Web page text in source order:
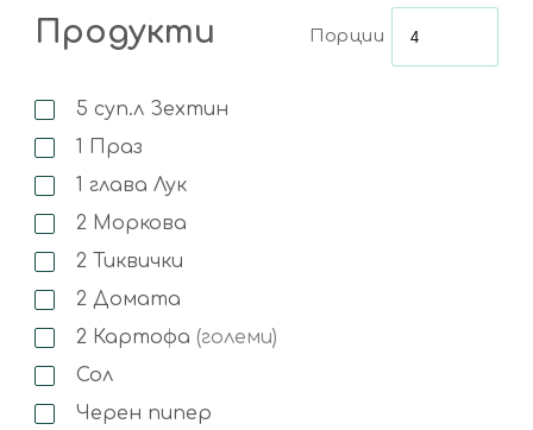
Продукти Порции
5 суп.л Зехтин
Праз
глава Лук
2 Моркова
2
Тиквички
2 Домата
2 Картофа (големи)
Сол
Черен пипер